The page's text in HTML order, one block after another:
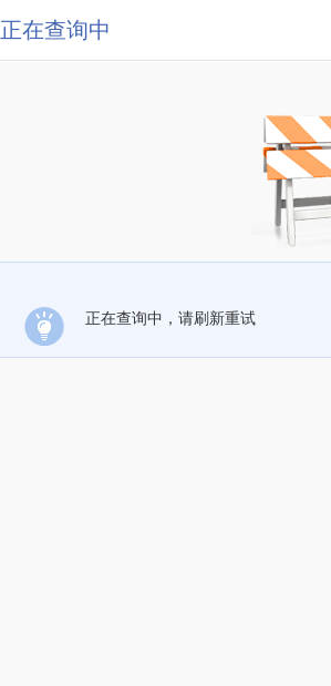
正在查询中
正在查询中，请刷新重试